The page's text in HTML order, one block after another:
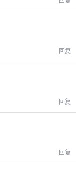
回复
回复
回复